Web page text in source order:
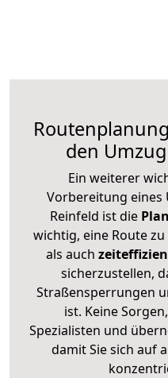
den
Ein weiterer
Vorbereitung eines
Reinfeld ist die
wichtig, eine Route
als auch
sicherzustellen,
Straßensperrungen
ist. Keine
Spezialisten und
damit Sie sich auf